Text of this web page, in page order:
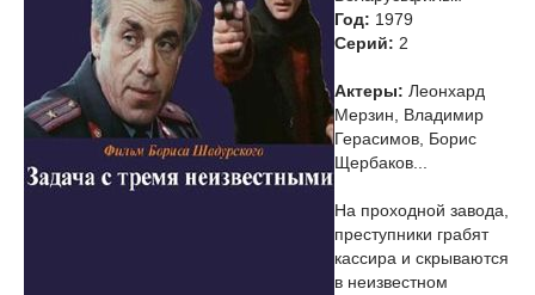
Год: 1979
Cерий: 2
Актеры: Леонхард
Мерзин, Владимир
Герасимов, Борис
Щербаков...
На проходной завода,
преступники грабят
кассира и скрываются
в неизвестном